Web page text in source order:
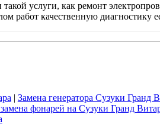
услуги, как ремонт
работ качественную диагностику
| Замена генератора Сузуки Гранд
фонарей на Сузуки Гранд